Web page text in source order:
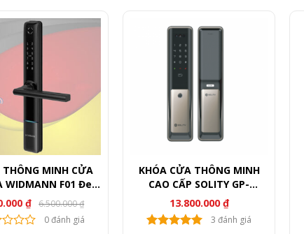
THÔNG MINH CỬA
WIDMANN F01 Đen
– WIFI6.500.000₫
Giá
gốc
là:
₫ Giá
hiện
tại 0 đánh giá
KHÓA CỬA THÔNG MINH
CAO CẤP SOLITY GP-
6000BAK
13.800.000₫
3 đánh giá